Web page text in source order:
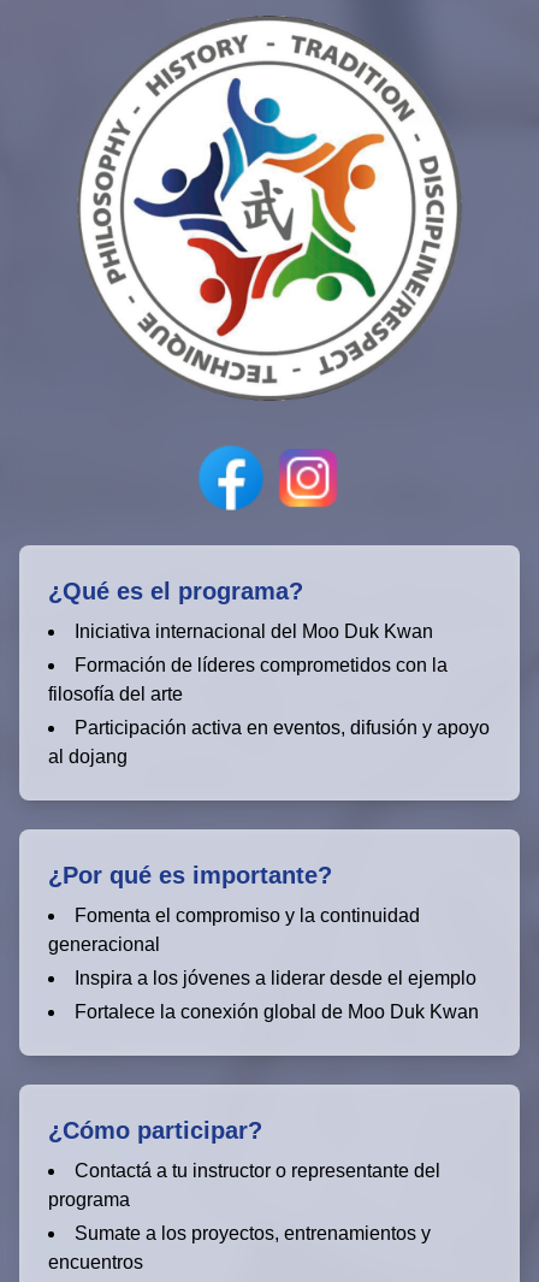
¿Qué es el programa?
Iniciativa internacional del Moo Duk Kwan
Formación de líderes comprometidos con la
filosofía del arte
Participación activa en eventos, difusión y apoyo
al dojang
¿Por qué es importante?
Fomenta el compromiso y la continuidad
generacional
Inspira a los jóvenes a liderar desde el ejemplo
Fortalece la conexión global de Moo Duk Kwan
¿Cómo participar?
Contactá a tu instructor o representante del
programa
Sumate a los proyectos, entrenamientos y
encuentros